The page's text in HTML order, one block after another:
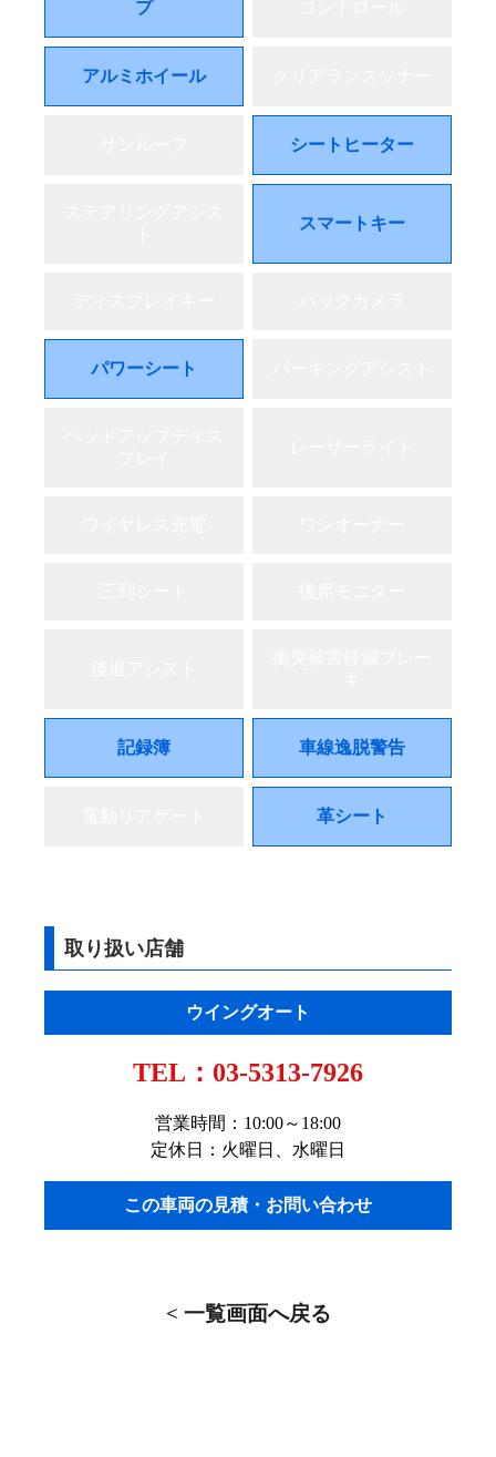
プ
アルミホイール
シートヒーター
スマートキー
パワーシート
記録簿 車線逸脱警告
革シート
取り扱い店舗
ウイングオート
TEL： 03-5313-7926
営業時間：10:00～18:00
定休日：火曜日、水曜日
この車両の見積・お問い合わせ
< 一覧画面へ戻る